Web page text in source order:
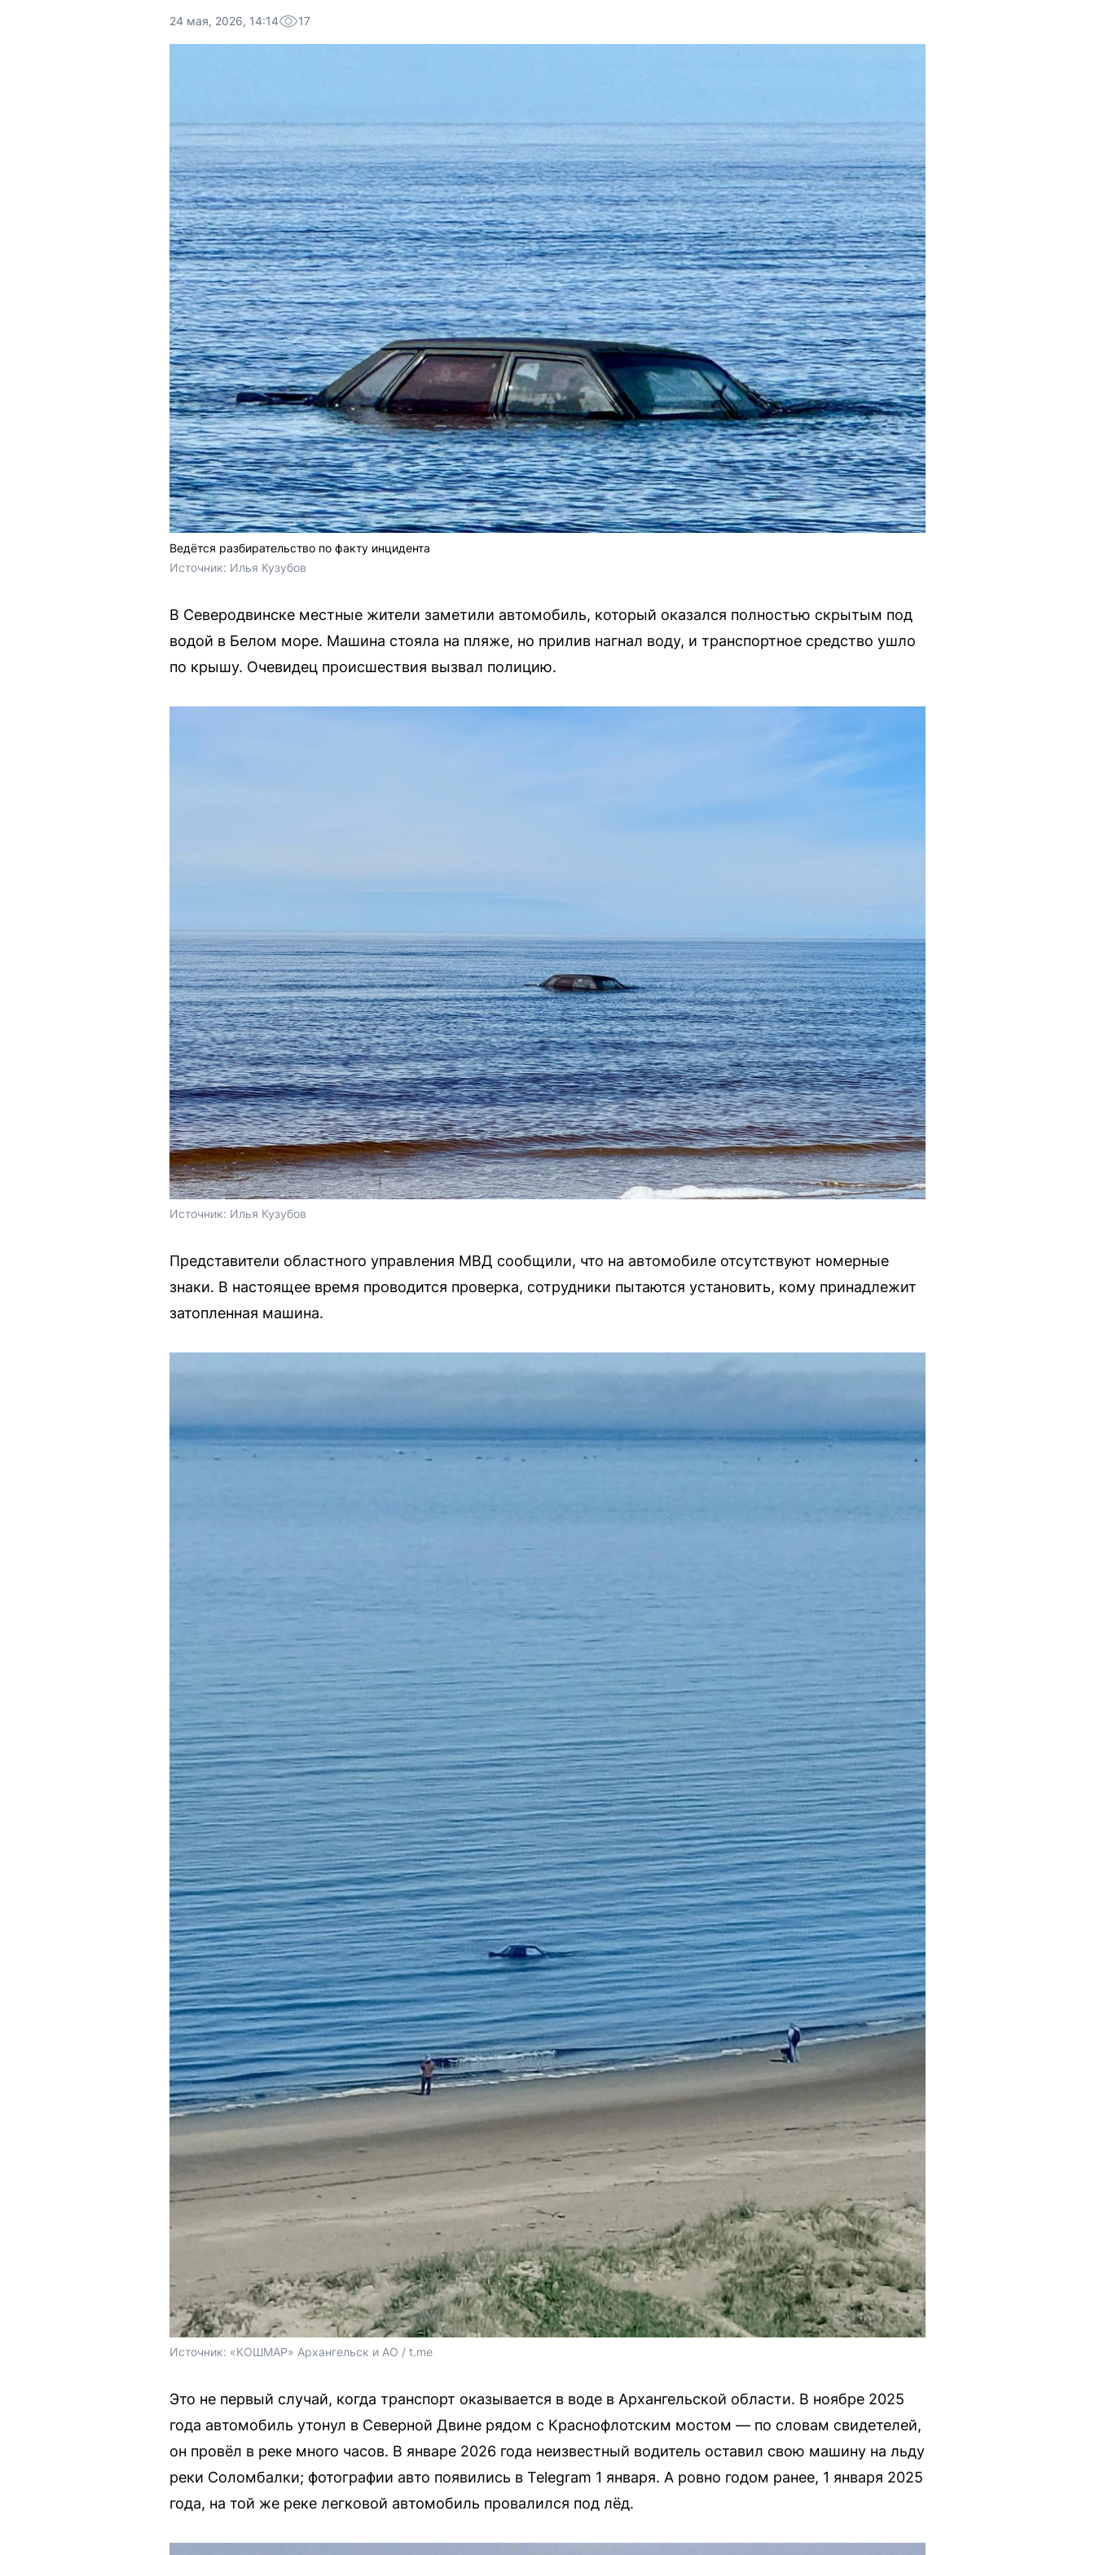
24 мая, 2026, 14:14 17
Ведётся разбирательство по факту инцидента
Источник: Илья Кузубов
В Северодвинске местные жители заметили автомобиль, который оказался полностью скрытым под
водой в Белом море. Машина стояла на пляже, но прилив нагнал воду, и транспортное средство ушло
по крышу. Очевидец происшествия вызвал полицию.
Источник: Илья Кузубов
Представители областного управления МВД сообщили, что на автомобиле отсутствуют номерные
знаки. В настоящее время проводится проверка, сотрудники пытаются установить, кому принадлежит
затопленная машина.
Источник: «КОШМАР» Архангельск и АО / t.me
Это не первый случай, когда транспорт оказывается в воде в Архангельской области. В ноябре 2025
года автомобиль утонул в Северной Двине рядом с Краснофлотским мостом — по словам свидетелей,
он провёл в реке много часов. В январе 2026 года неизвестный водитель оставил свою машину на льду
реки Соломбалки; фотографии авто появились в Telegram 1 января. А ровно годом ранее, 1 января 2025
года, на той же реке легковой автомобиль провалился под лёд.